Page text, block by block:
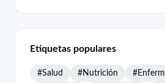
Etiquetas populares
#Salud #Nutrición